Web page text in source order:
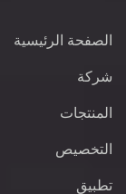
الصفحة الرئيسية
شركة
المنتجات
التخصيص
تطبيق